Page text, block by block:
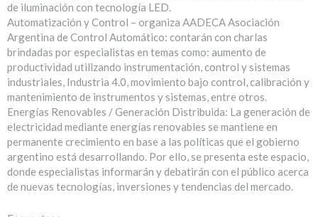
de iluminación con tecnología LED.
Automatización y Control – organiza AADECA Asociación
Argentina de Control Automático: contarán con charlas
brindadas por especialistas en temas como: aumento de
productividad utilizando instrumentación, control y sistemas
industriales, Industria 4.0, movimiento bajo control, calibración y
mantenimiento de instrumentos y sistemas, entre otros.
Energías Renovables / Generación Distribuida: La generación de
electricidad mediante energías renovables se mantiene en
permanente crecimiento en base a las políticas que el gobierno
argentino está desarrollando. Por ello, se presenta este espacio,
donde especialistas informarán y debatirán con el público acerca
de nuevas tecnologías, inversiones y tendencias del mercado.